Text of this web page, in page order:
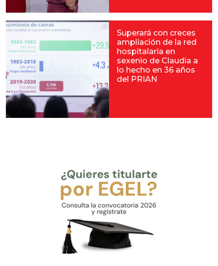
Superará con creces
ampliación de la red
hospitalaria en
sexenio de Claudia a
lo hecho en 36 años
del PRIAN